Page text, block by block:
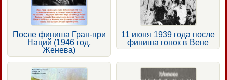
После финиша Гран-при
Наций (1946 год,
Женева)
11 июня 1939 года после
финиша гонок в Вене